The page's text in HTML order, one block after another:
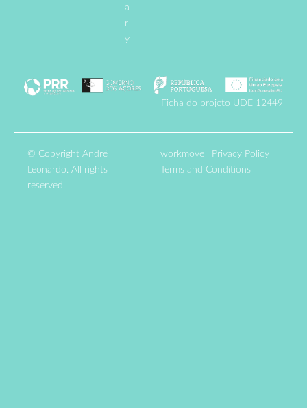
a
r
y
Ficha do projeto UDE 12449
© Copyright André
Leonardo. All rights
reserved.
workmove Privacy Policy
Terms and Conditions